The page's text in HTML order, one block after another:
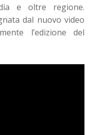
e oltre regione.
dal nuovo video
l’edizione del